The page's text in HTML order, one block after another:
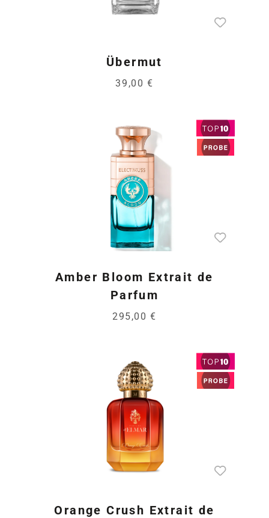
Übermut
39,00 €
Amber Bloom Extrait de
Parfum
295,00 €
Orange Crush Extrait de